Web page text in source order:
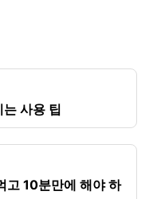
사용 팁
고 10분만에 해야 하